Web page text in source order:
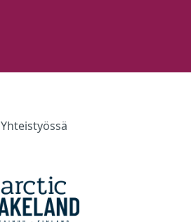
Yhteistyössä